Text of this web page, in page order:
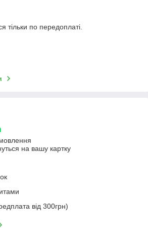
тільки по передоплаті.
на вашу картку
від 300грн)